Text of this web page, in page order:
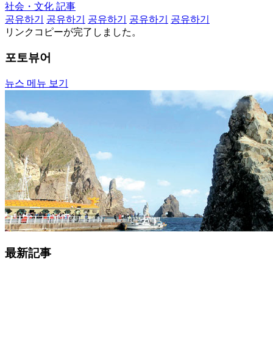
社会・文化 記事
공유하기
공유하기 공유하기 공유하기
공유하기
リンクコピーが完了しました。
포토뷰어
뉴스 메뉴 보기
最新記事